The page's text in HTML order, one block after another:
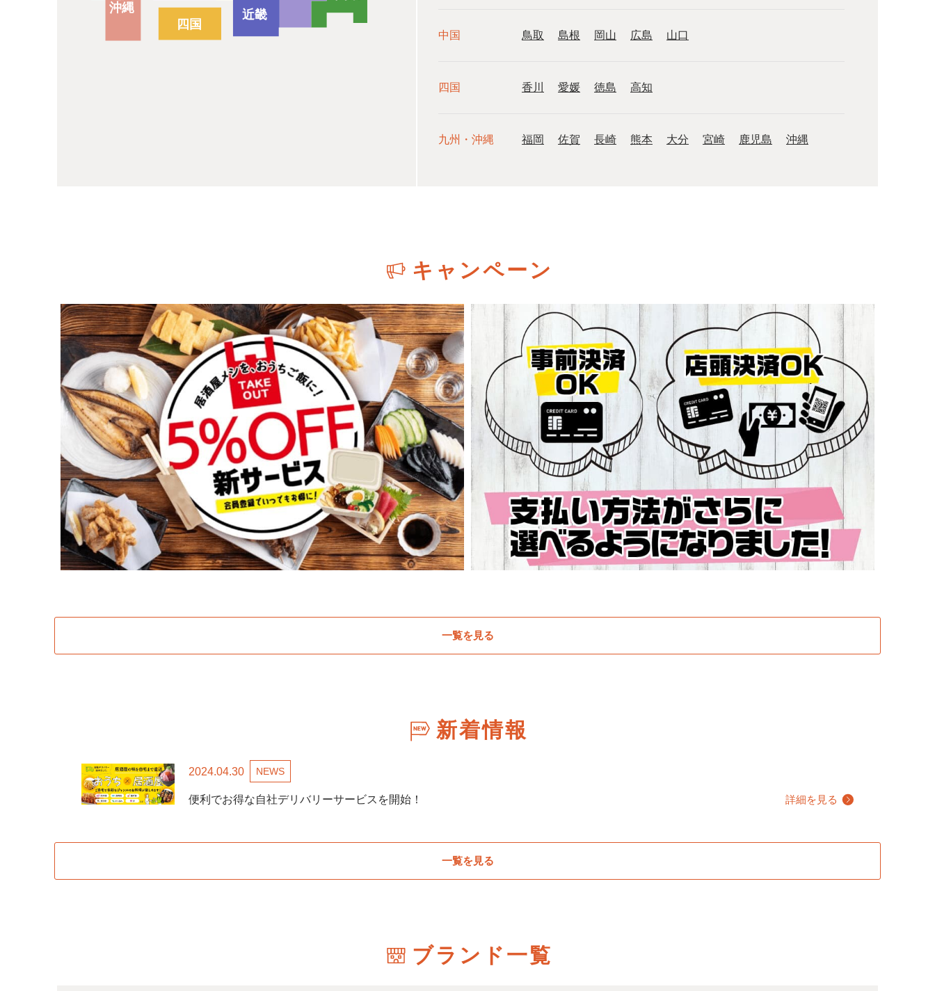
中国 鳥取 島根 岡山 広島 山口
四国 香川 愛媛 徳島 高知
九州・沖縄 福岡 佐賀 長崎 熊本 大分 宮崎 鹿児島 沖縄
キャンペーン
一覧を見る
新着情報
2024.04.30 NEWS
便利でお得な自社デリバリーサービスを開始！ 詳細を見る
一覧を見る
ブランド一覧